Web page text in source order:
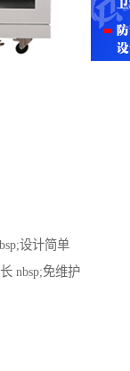
设计简单
nbsp;免维护